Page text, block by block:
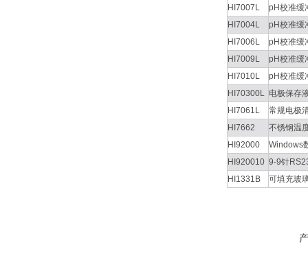
HI7007L
pH校准缓
HI7004L
pH校准缓
HI7006L
pH校准缓
HI7009L
pH校准缓
HI7010L
pH校准缓
HI70300L 电极保存
HI7061L
常规电极
HI7662
不锈钢温
HI92000
Windows
HI920010 9-9针
HI1331B
可填充玻